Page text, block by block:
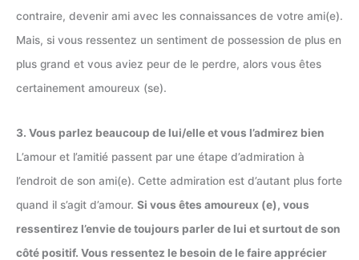
contraire, devenir ami avec les connaissances de votre ami(e).
Mais, si vous ressentez un sentiment de possession de plus en
plus grand et vous aviez peur de le perdre, alors vous êtes
certainement amoureux (se).
3. Vous parlez beaucoup de lui/elle et vous l’admirez bien
L’amour et l’amitié passent par une étape d’admiration à
l’endroit de son ami(e). Cette admiration est d’autant plus forte
quand il s’agit d’amour. Si vous êtes amoureux (e), vous
ressentirez l’envie de toujours parler de lui et surtout de son
côté positif. Vous ressentez le besoin de le faire apprécier